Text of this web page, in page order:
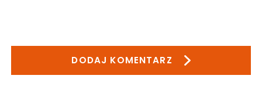
DODAJ KOMENTARZ